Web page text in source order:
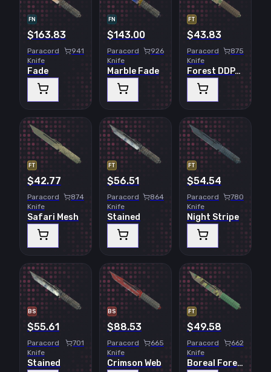
FN
$163.83
Paracord
Knife
941
Fade
FN
$143.00
Paracord
Knife
926
Marble Fade
FT
$43.83
Paracord
Knife
875
Forest DDPAT
FT
$42.77
Paracord
Knife
874
Safari Mesh
FT
$56.51
Paracord
Knife
864
Stained
FT
$54.54
Paracord
Knife
780
Night Stripe
BS
$55.61
Paracord
Knife
701
Stained
BS
$88.53
Paracord
Knife
665
Crimson Web
FT
$49.58
Paracord
Knife
662
Boreal Forest